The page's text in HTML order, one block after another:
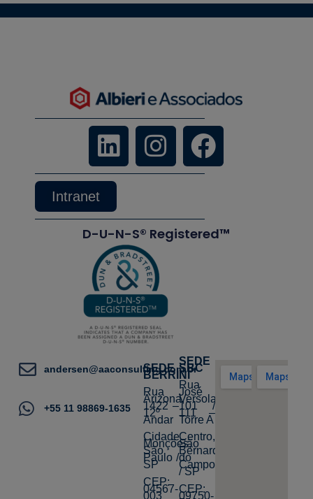
andersen@aaconsulting.com.br
+55 11 98869-1635
SEDE
BERRINI
Rua
Arizona,
1422 –
12º
Andar
Cidade
Monções,
São
Paulo /
SP
CEP:
04567-
003
SEDE
SBC
Rua
José
Versolato,
101 /
111 –
Torre A
Centro,
São
Bernardo
do
Campo
/ SP
CEP:
09750-
Intranet
D-U-N-S® Registered™